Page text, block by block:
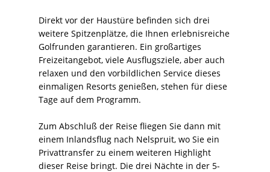
Direkt vor der Haustüre befinden sich drei
weitere Spitzenplätze, die Ihnen erlebnisreiche
Golfrunden garantieren. Ein großartiges
Freizeitangebot, viele Ausflugsziele, aber auch
relaxen und den vorbildlichen Service dieses
einmaligen Resorts genießen, stehen für diese
Tage auf dem Programm.
Zum Abschluß der Reise fliegen Sie dann mit
einem Inlandsflug nach Nelspruit, wo Sie ein
Privattransfer zu einem weiteren Highlight
dieser Reise bringt. Die drei Nächte in der 5-